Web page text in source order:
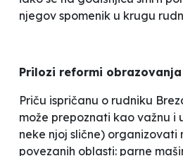
njegov spomenik u krugu
Prilozi reformi obrazovanja
Priču ispričanu o rudniku
može prepoznati kao važnu i
neke njoj slične) organizovati
povezanih oblasti: parne